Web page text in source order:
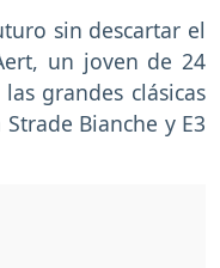
sin descartar el
un joven de 24
grandes clásicas
Bianche y E3